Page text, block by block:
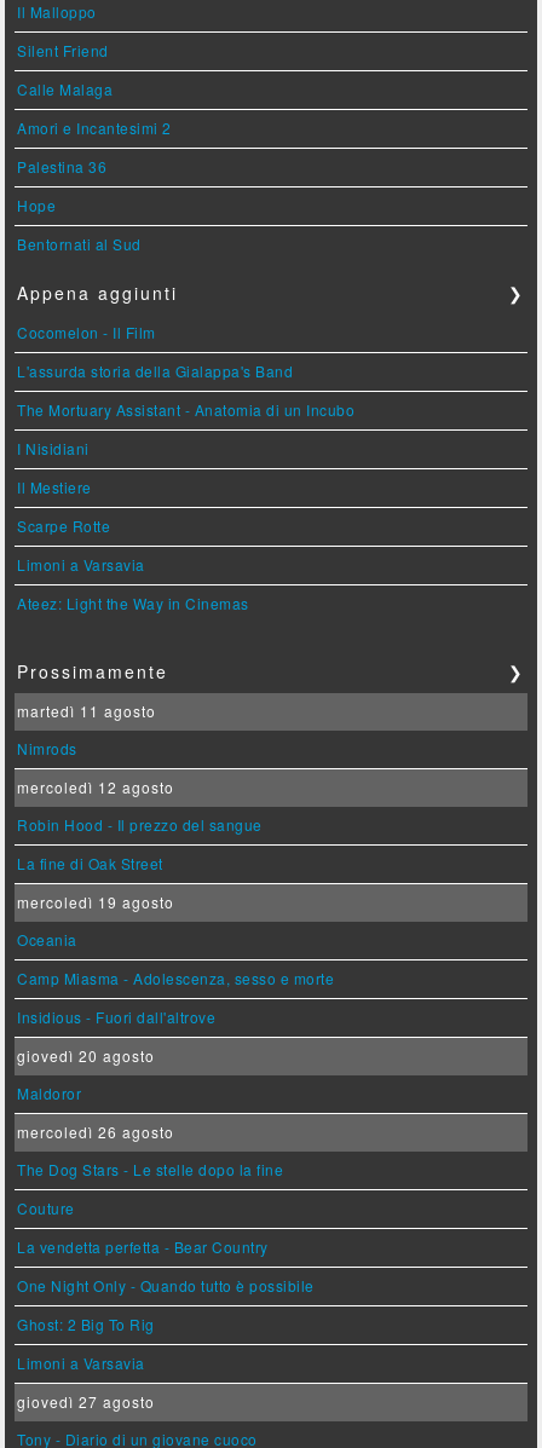
Il Malloppo
Silent Friend
Calle Malaga
Amori e Incantesimi 2
Palestina 36
Hope
Bentornati al Sud
Appena aggiunti ❯
Cocomelon - Il Film
L'assurda storia della Gialappa's Band
The Mortuary Assistant - Anatomia di un Incubo
I Nisidiani
Il Mestiere
Scarpe Rotte
Limoni a Varsavia
Ateez: Light the Way in Cinemas
Prossimamente ❯
martedì 11 agosto
Nimrods
mercoledì 12 agosto
Robin Hood - Il prezzo del sangue
La fine di Oak Street
mercoledì 19 agosto
Oceania
Camp Miasma - Adolescenza, sesso e morte
Insidious - Fuori dall'altrove
giovedì 20 agosto
Maldoror
mercoledì 26 agosto
The Dog Stars - Le stelle dopo la fine
Couture
La vendetta perfetta - Bear Country
One Night Only - Quando tutto è possibile
Ghost: 2 Big To Rig
Limoni a Varsavia
giovedì 27 agosto
Tony - Diario di un giovane cuoco